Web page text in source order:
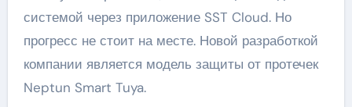
системой через приложение SST Cloud. Но
прогресс не стоит на месте. Новой разработкой
компании является модель защиты от протечек
Neptun Smart Tuya.